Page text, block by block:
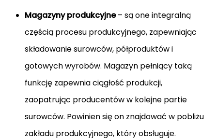
Magazyny produkcyjne– są one integralną
częścią procesu produkcyjnego, zapewniając
składowanie surowców, półproduktów i
gotowych wyrobów. Magazyn pełniący taką
funkcję zapewnia ciągłość produkcji,
zaopatrując producentów w kolejne partie
surowców. Powinien się on znajdować w pobliżu
zakładu produkcyjnego, który obsługuje.